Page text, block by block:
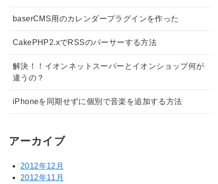
baserCMS用のカレンダープラグインを作った
CakePHP2.xでRSSのパーサーする方法
解決！！イオンネットスーパーとイオンショップ何が
違うの？
iPhoneを同期せずに個別で音楽を追加する方法
アーカイブ
2012年12月
2012年11月